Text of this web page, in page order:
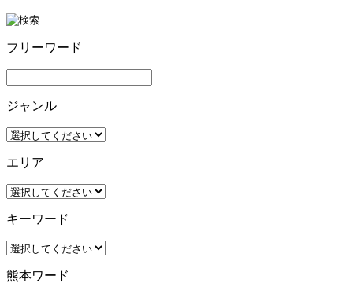
フリーワード
ジャンル
エリア
キーワード
熊本ワード